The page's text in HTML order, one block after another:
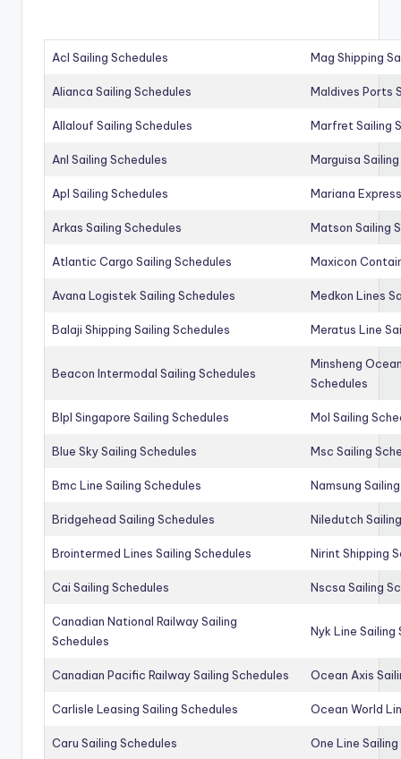
Acl Sailing Schedules Mag Shipping
Alianca Sailing Schedules Maldives Ports
Allalouf Sailing Schedules Marfret Sailing
Anl Sailing Schedules Marguisa
Apl Sailing Schedules Mariana
Arkas Sailing Schedules Matson Sailing
Atlantic Cargo Sailing Schedules Maxicon
Avana Logistek Sailing Schedules Medkon Lines
Balaji Shipping Sailing Schedules Meratus Line
Beacon Intermodal Sailing Schedules
Minsheng
Schedules
Blpl Singapore Sailing Schedules Mol Sailing
Blue Sky Sailing Schedules Msc Sailing
Bmc Line Sailing Schedules Namsung
Bridgehead Sailing Schedules Niledutch
Brointermed Lines Sailing Schedules Nirint Shipping
Cai Sailing Schedules Nscsa Sailing
Canadian National Railway Sailing
Schedules
Nyk Line Sailing
Canadian Pacific Railway Sailing Schedules Ocean Axis
Carlisle Leasing Sailing Schedules Ocean World
Caru Sailing Schedules One Line